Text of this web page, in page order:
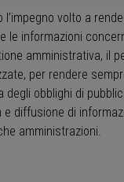
volto a
le informazioni
amministrativa, il
per rendere
degli obblighi di
e diffusione di
amministrazioni.